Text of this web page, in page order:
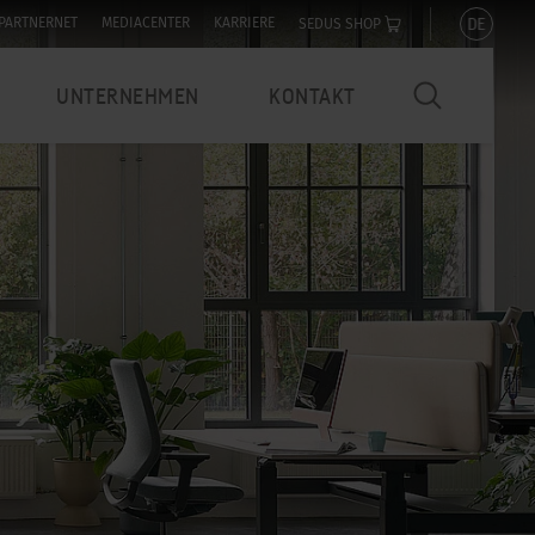
MEDIACENTER KARRIERE SEDUS SHOP DE
UNTERNEHMEN KONTAKT